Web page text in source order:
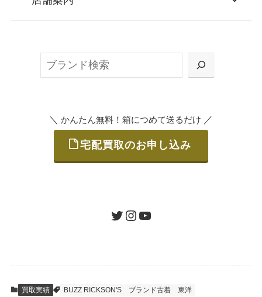
または梱包材不要の「集荷申込」からお選び
ご発送
査定結果のご承認 / 入金
＼ かんたん無料！箱につめて送るだけ ／
宅配買取のお申し込み
ツイッターインスタグラムユーチューブ
買取実績 BUZZ RICKSON'S ブランド古着 東洋